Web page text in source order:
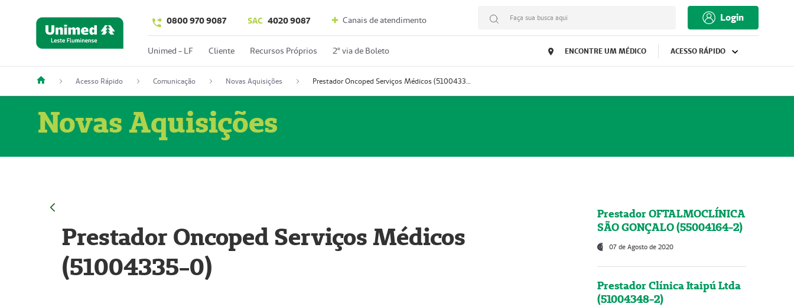
0800 970 9087 SAC 4020 9087 Canais de atendimento Faça sua busca aqui Login
Unimed - LF Cliente Recursos Próprios 2º via de Boleto ENCONTRE UM MÉDICO ACESSO RÁPIDO
Acesso Rápido Comunicação Novas Aquisições Prestador Oncoped Serviços Médicos (51004335-0)
Novas Aquisições
Prestador Oncoped Serviços Médicos
(51004335-0)
Prestador OFTALMOCLÍNICA
SÃO GONÇALO (55004164-2)
07 de Agosto de 2020
Prestador Clínica Itaipú Ltda
(51004348-2)